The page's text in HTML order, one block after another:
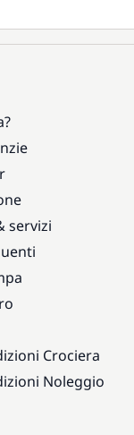
servizi
Crociera
Noleggio